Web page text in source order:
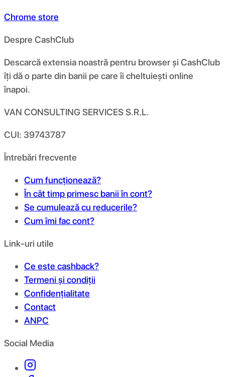
Chrome store
Despre CashClub
Descarcă extensia noastră pentru browser și CashClub
îți dă o parte din banii pe care îi cheltuiești online
înapoi.
VAN CONSULTING SERVICES S.R.L.
CUI: 39743787
Întrebări frecvente
Cum funcționează?
În cât timp primesc banii în cont?
Se cumulează cu reducerile?
Cum îmi fac cont?
Link-uri utile
Ce este cashback?
Termeni și condiții
Confidențialitate
Contact
ANPC
Social Media